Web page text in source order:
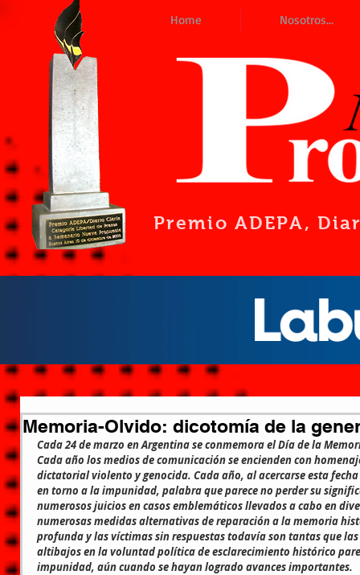
Home Nosotros...
Premio ADEPA,
Memoria-Olvido: dicotomía de la
Cada 24 de marzo en Argentina se conmemora el Día de la
Cada año los medios de comunicación se encienden con
dictatorial violento y genocida. Cada año, al acercarse esta
en torno a la impunidad, palabra que parece no perder su
numerosos juicios en casos emblemáticos llevados a cabo en
numerosas medidas alternativas de reparación a la memoria
profunda y las víctimas sin respuestas todavía son tantas que
altibajos en la voluntad política de esclarecimiento histórico
impunidad, aún cuando se hayan logrado avances importantes.